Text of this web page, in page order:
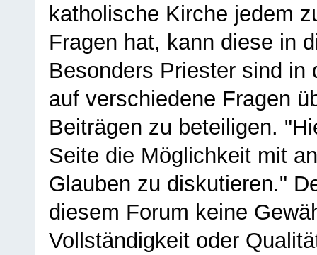
katholische Kirche jedem
Fragen hat, kann diese in
Besonders Priester sind in
auf verschiedene Fragen
Beiträgen zu beteiligen.
Seite die Möglichkeit mit
Glauben zu diskutieren."
diesem Forum keine
Vollständigkeit oder